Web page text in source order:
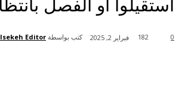
أو الفصل بانتظاركم
182 فبراير 2, 2025 كتب بواسطة Alsekeh Editor